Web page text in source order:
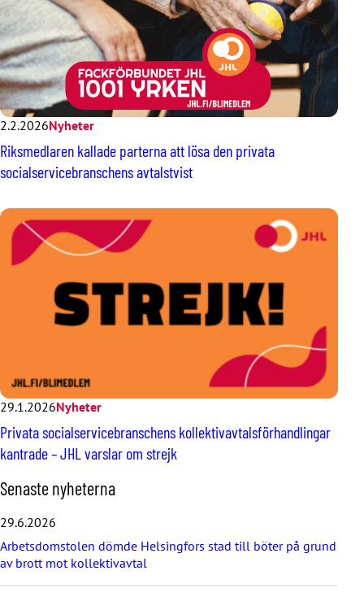
2.2.2026Nyheter
Riksmedlaren kallade parterna att lösa den privata
socialservicebranschens avtalstvist
29.1.2026Nyheter
Privata socialservicebranschens kollektivavtalsförhandlingar
kantrade – JHL varslar om strejk
H
o
p
p
a
ö
v
Senaste nyheterna
29.6.2026
Arbetsdomstolen dömde Helsingfors stad till böter på grund
av brott mot kollektivavtal